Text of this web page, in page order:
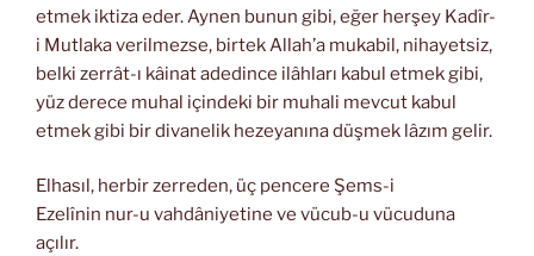
etmek iktiza eder. Aynen bunun gibi, eğer herşey Kadîr-
i Mutlaka verilmezse, birtek Allah’a mukabil, nihayetsiz,
belki zerrât-ı kâinat adedince ilâhları kabul etmek gibi,
yüz derece muhal içindeki bir muhali mevcut kabul
etmek gibi bir divanelik hezeyanına düşmek lâzım gelir.
Elhasıl, herbir zerreden, üç pencere Şems-i
Ezelînin nur-u vahdâniyetine ve vücub-u vücuduna
açılır.